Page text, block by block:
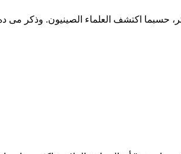
حسبما اكتشف العلماء الصينيون. وذكر مى